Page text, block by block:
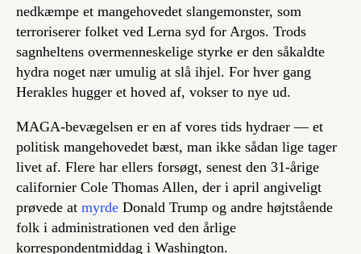
Min side
Log ind
nedkæmpe et mangehovedet slangemonster, som
terroriserer folket ved Lerna syd for Argos. Trods
sagnheltens overmenneskelige styrke er den såkaldte
hydra noget nær umulig at slå ihjel. For hver gang
Herakles hugger et hoved af, vokser to nye ud.
MAGA-bevægelsen er en af vores tids hydraer — et
politisk mangehovedet bæst, man ikke sådan lige tager
livet af. Flere har ellers forsøgt, senest den 31-årige
californier Cole Thomas Allen, der i april angiveligt
prøvede at myrde Donald Trump og andre højtstående
folk i administrationen ved den årlige
korrespondentmiddag i Washington.